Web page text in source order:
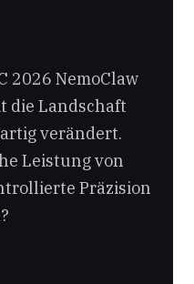
2026 NemoClaw
die Landschaft
verändert.
Leistung von
Präzision